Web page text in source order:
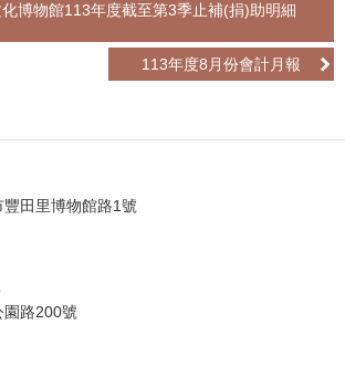
博物館113年度截至第3季止補(捐)助明細
113年度8月份會計月報
田里博物館路1號
園路200號